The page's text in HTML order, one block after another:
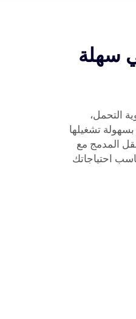
سهلة
التحمل،
تشغيلها
المدمج مع
احتياجاتك